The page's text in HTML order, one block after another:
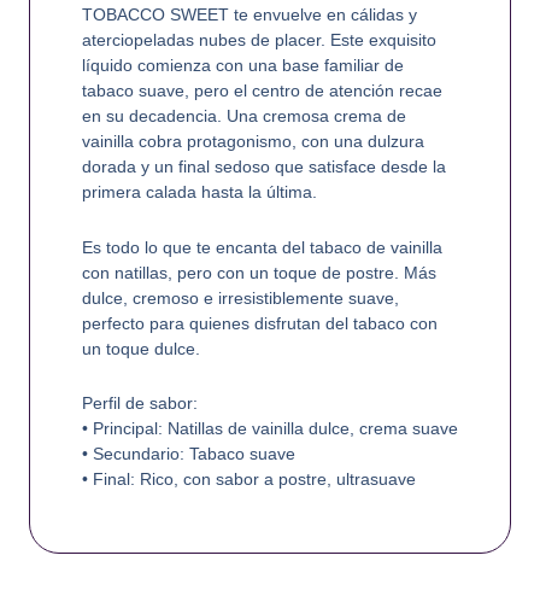
TOBACCO SWEET te envuelve en cálidas y
aterciopeladas nubes de placer. Este exquisito
líquido comienza con una base familiar de
tabaco suave, pero el centro de atención recae
en su decadencia. Una cremosa crema de
vainilla cobra protagonismo, con una dulzura
dorada y un final sedoso que satisface desde la
primera calada hasta la última.
Es todo lo que te encanta del tabaco de vainilla
con natillas, pero con un toque de postre. Más
dulce, cremoso e irresistiblemente suave,
perfecto para quienes disfrutan del tabaco con
un toque dulce.
Perfil de sabor:
• Principal: Natillas de vainilla dulce, crema suave
• Secundario: Tabaco suave
• Final: Rico, con sabor a postre, ultrasuave